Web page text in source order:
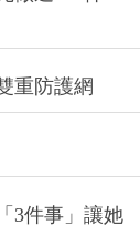
重防護網
3件事」讓她